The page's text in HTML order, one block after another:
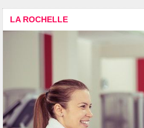
LA ROCHELLE